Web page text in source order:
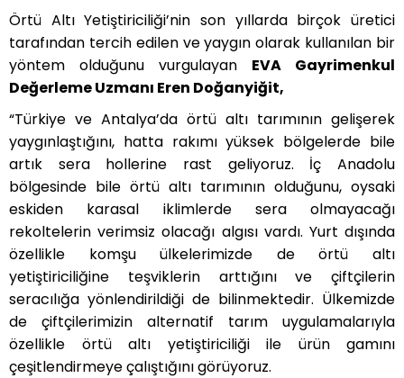
Örtü Altı Yetiştiriciliği’nin son yıllarda birçok üretici
tarafından tercih edilen ve yaygın olarak kullanılan bir
yöntem olduğunu vurgulayan EVA Gayrimenkul
Değerleme Uzmanı Eren Doğanyiğit,
“Türkiye ve Antalya’da örtü altı tarımının gelişerek
yaygınlaştığını, hatta rakımı yüksek bölgelerde bile
artık sera hollerine rast geliyoruz. İç Anadolu
bölgesinde bile örtü altı tarımının olduğunu, oysaki
eskiden karasal iklimlerde sera olmayacağı
rekoltelerin verimsiz olacağı algısı vardı. Yurt dışında
özellikle komşu ülkelerimizde de örtü altı
yetiştiriciliğine teşviklerin arttığını ve çiftçilerin
seracılığa yönlendirildiği de bilinmektedir. Ülkemizde
de çiftçilerimizin alternatif tarım uygulamalarıyla
özellikle örtü altı yetiştiriciliği ile ürün gamını
çeşitlendirmeye çalıştığını görüyoruz.